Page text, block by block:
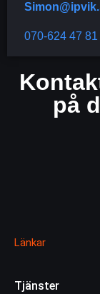
070-624 47 81
på
Länkar
Tjänster